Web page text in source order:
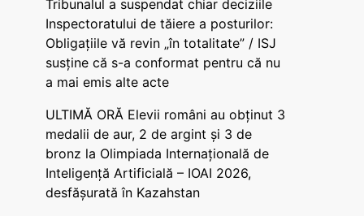
Tribunalul a suspendat chiar deciziile
Inspectoratului de tăiere a posturilor:
Obligațiile vă revin „în totalitate” / ISJ
susține că s-a conformat pentru că nu
a mai emis alte acte
ULTIMĂ ORĂ Elevii români au obținut 3
medalii de aur, 2 de argint și 3 de
bronz la Olimpiada Internațională de
Inteligență Artificială – IOAI 2026,
desfășurată în Kazahstan